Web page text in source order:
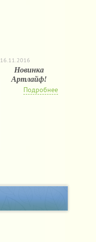
16.11.2016
Новинка
Артлайф!
Подробнее